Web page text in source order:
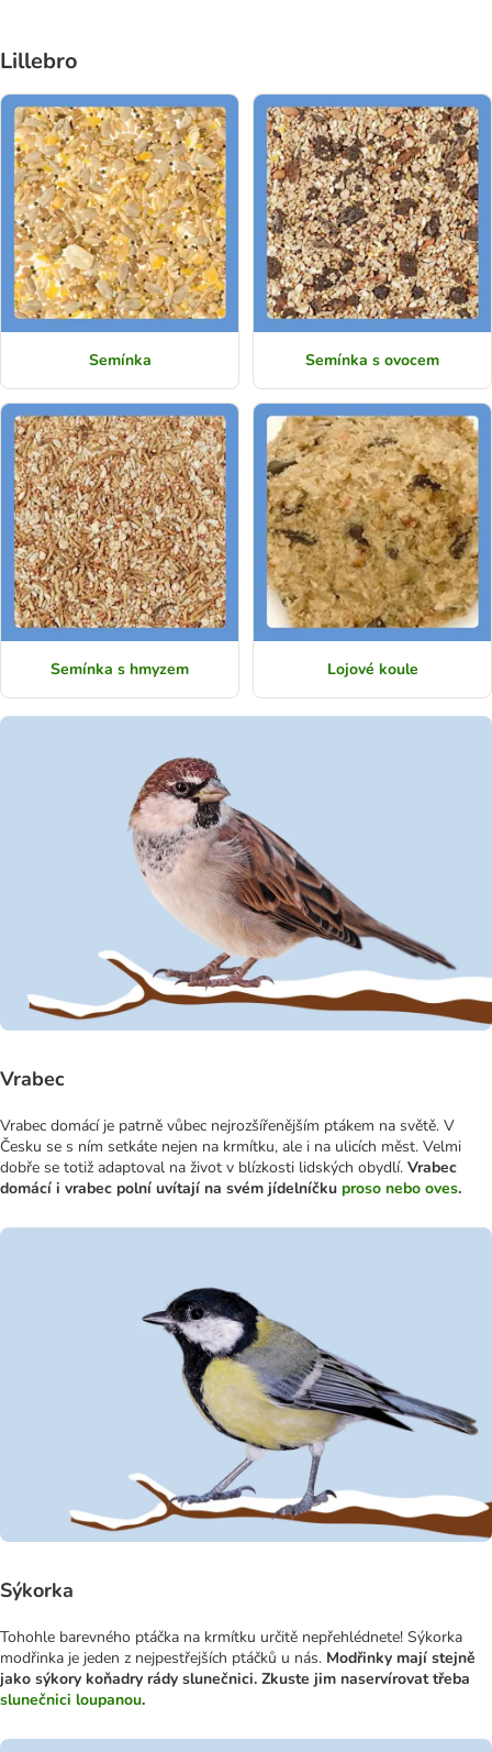
Lillebro
Semínka Semínka s ovocem
Semínka s hmyzem Lojové koule
Vrabec
Vrabec domácí je patrně vůbec nejrozšířenějším ptákem na světě. V
Česku se s ním setkáte nejen na krmítku, ale i na ulicích měst. Velmi
dobře se totiž adaptoval na život v blízkosti lidských obydlí. Vrabec
domácí i vrabec polní uvítají na svém jídelníčku proso nebo oves.
Sýkorka
Tohohle barevného ptáčka na krmítku určitě nepřehlédnete! Sýkorka
modřinka je jeden z nejpestřejších ptáčků u nás. Modřinky mají stejně
jako sýkory koňadry rády slunečnici. Zkuste jim naservírovat třeba
slunečnici loupanou.